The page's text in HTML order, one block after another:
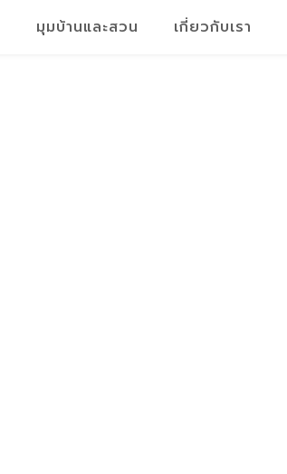
มุมบ้านและสวน เกี่ยวกับเรา